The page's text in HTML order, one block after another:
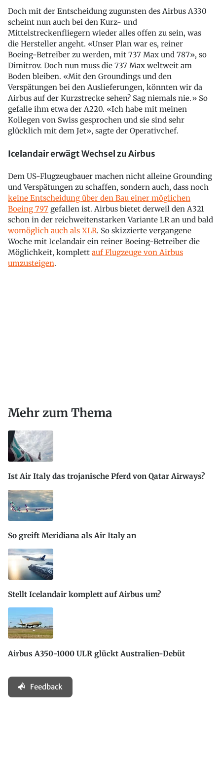
Doch mit der Entscheidung zugunsten des Airbus A330
scheint nun auch bei den Kurz- und
Mittelstreckenfliegern wieder alles offen zu sein, was
die Hersteller angeht. «Unser Plan war es, reiner
Boeing-Betreiber zu werden, mit 737 Max und 787», so
Dimitrov. Doch nun muss die 737 Max weltweit am
Boden bleiben. «Mit den Groundings und den
Verspätungen bei den Auslieferungen, könnten wir da
Airbus auf der Kurzstrecke sehen? Sag niemals nie.» So
gefalle ihm etwa der A220. «Ich habe mit meinen
Kollegen von Swiss gesprochen und sie sind sehr
glücklich mit dem Jet», sagte der Operativchef.
Icelandair erwägt Wechsel zu Airbus
Dem US-Flugzeugbauer machen nicht alleine Grounding
und Verspätungen zu schaffen, sondern auch, dass noch
keine Entscheidung über den Bau einer möglichen
Boeing 797 gefallen ist. Airbus bietet derweil den A321
schon in der reichweitenstarken Variante LR an und bald
womöglich auch als XLR. So skizzierte vergangene
Woche mit Icelandair ein reiner Boeing-Betreiber die
Möglichkeit, komplett auf Flugzeuge von Airbus
umzusteigen.
Mehr zum Thema
Ist Air Italy das trojanische Pferd von Qatar Airways?
So greift Meridiana als Air Italy an
Stellt Icelandair komplett auf Airbus um?
Airbus A350-1000 ULR glückt Australien-Debüt
Feedback